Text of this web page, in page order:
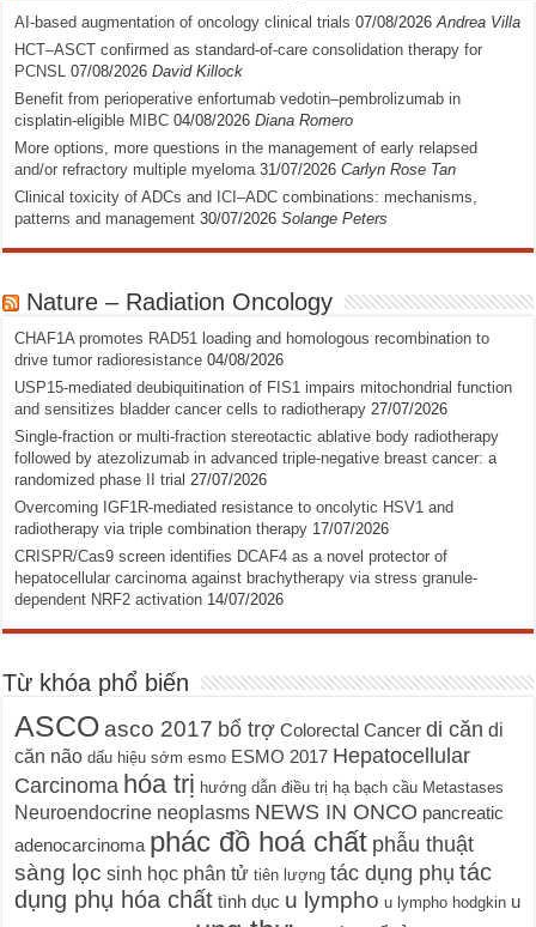
AI-based augmentation of oncology clinical trials 07/08/2026 Andrea Villa
HCT–ASCT confirmed as standard-of-care consolidation therapy for
PCNSL
07/08/2026 David Killock
Benefit from perioperative enfortumab vedotin–pembrolizumab in
cisplatin-eligible MIBC 04/08/2026 Diana Romero
More options, more questions in the management of early relapsed
and/or refractory multiple myeloma 31/07/2026 Carlyn Rose Tan
Clinical toxicity of ADCs and ICI–ADC combinations: mechanisms,
patterns and management 30/07/2026 Solange Peters
Nature – Radiation Oncology
CHAF1A promotes RAD51 loading and homologous recombination to
drive tumor radioresistance 04/08/2026
USP15-mediated deubiquitination of FIS1 impairs mitochondrial function
and sensitizes bladder cancer cells to radiotherapy 27/07/2026
Single-fraction or multi-fraction stereotactic ablative body radiotherapy
followed by atezolizumab in advanced triple-negative breast cancer: a
randomized phase II trial 27/07/2026
Overcoming IGF1R-mediated resistance to oncolytic HSV1 and
radiotherapy via triple combination therapy 17/07/2026
CRISPR/Cas9 screen identifies DCAF4 as a novel protector of
hepatocellular carcinoma against brachytherapy via stress granule-
dependent NRF2 activation 14/07/2026
Từ khóa phổ biến
ASCO asco 2017 bổ trợ Colorectal Cancer di căn di
căn não dấu hiệu sớm esmo ESMO 2017 Hepatocellular
Carcinoma hóa trị hướng dẫn điều trị hạ bạch cầu Metastases
Neuroendocrine neoplasms NEWS IN ONCO pancreatic
adenocarcinoma phác đồ hoá chất phẫu thuật
sàng lọc sinh học phân tử tiên lượng tác dụng phụ tác
dụng phụ hóa chất tình dục u lympho u lympho hodgkin u